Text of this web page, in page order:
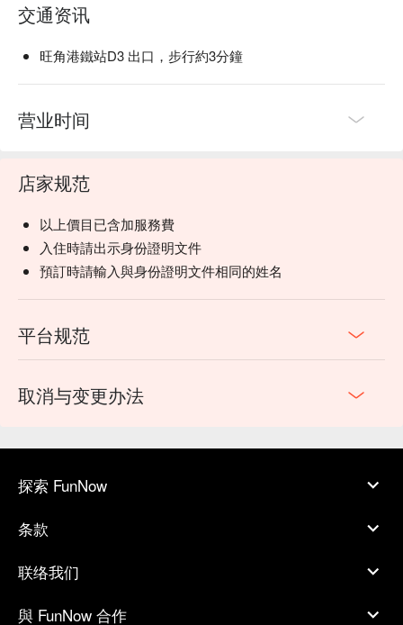
交通资讯
旺角港鐵站D3 出口，步行約3分鐘
营业时间
店家规范
以上價目已含加服務費
入住時請出示身份證明文件
預訂時請輸入與身份證明文件相同的姓名
平台规范
取消与变更办法
探索 FunNow
条款
联络我们
與 FunNow 合作